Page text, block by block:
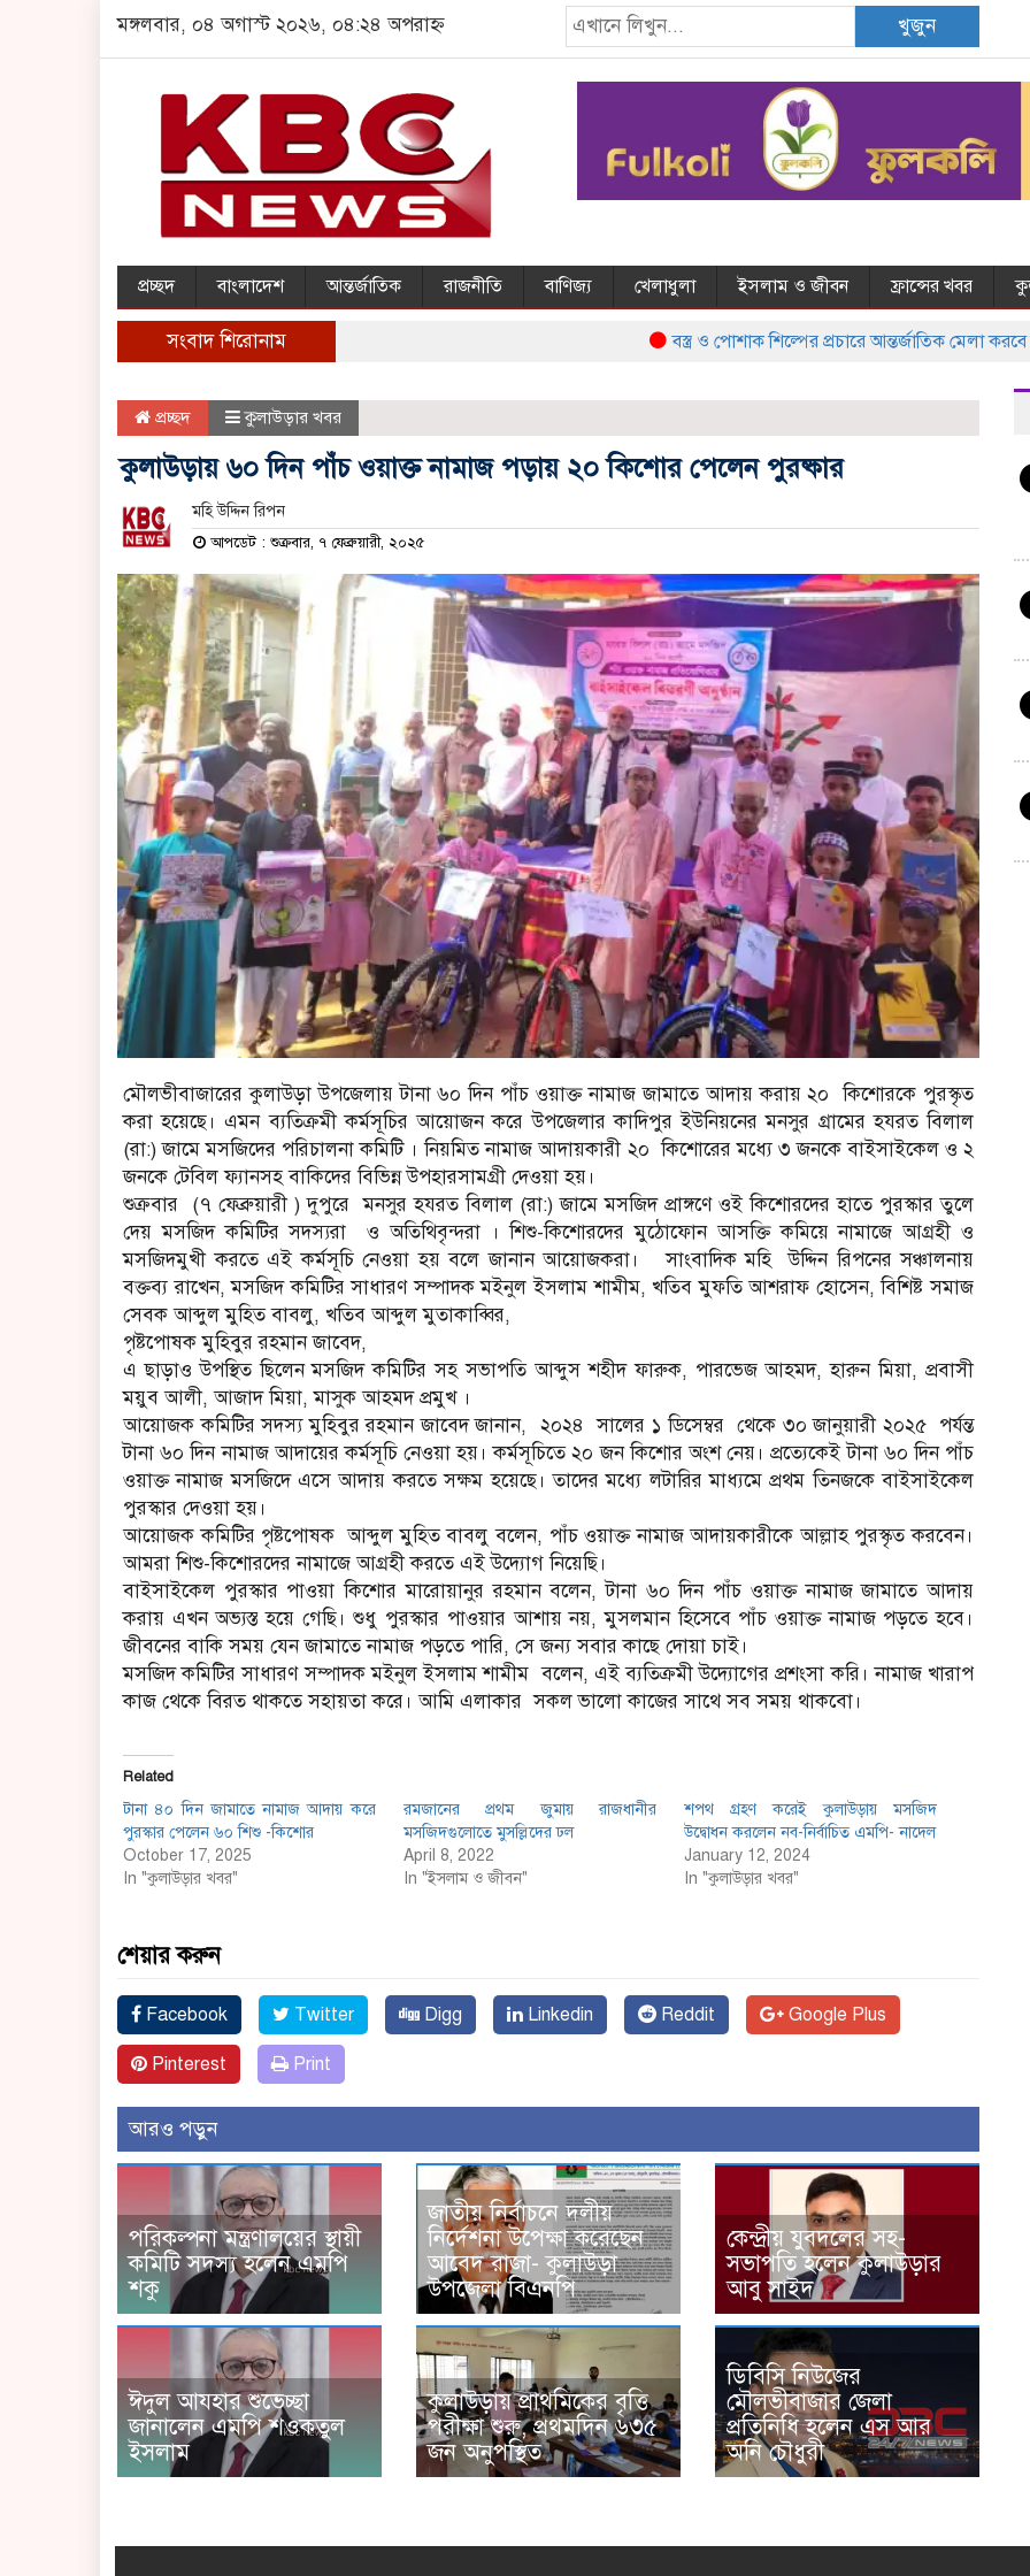
মঙ্গলবার, ০৪ অগাস্ট ২০২৬, ০৪:২৪ অপরাহ্ন খুজুন
প্রচ্ছদ বাংলাদেশ আন্তর্জাতিক রাজনীতি বাণিজ্য খেলাধুলা ইসলাম ও জীবন ফ্রান্সের খবর
সংবাদ শিরোনাম বস্ত্র ও পোশাক শিল্পের প্রচারে আন্তর্জাতিক মেলা করবে
প্রচ্ছদ কুলাউড়ার খবর
কুলাউড়ায় ৬০ দিন পাঁচ ওয়াক্ত নামাজ পড়ায় ২০ কিশোর পেলেন পুরষ্কার
মহি উদ্দিন রিপন
আপডেট : শুক্রবার, ৭ ফেব্রুয়ারী, ২০২৫
মৌলভীবাজারের কুলাউড়া উপজেলায় টানা ৬০ দিন পাঁচ ওয়াক্ত নামাজ জামাতে আদায় করায় ২০ কিশোরকে পুরস্কৃত
করা হয়েছে। এমন ব্যতিক্রমী কর্মসূচির আয়োজন করে উপজেলার কাদিপুর ইউনিয়নের মনসুর গ্রামের হযরত বিলাল
(রা:) জামে মসজিদের পরিচালনা কমিটি । নিয়মিত নামাজ আদায়কারী ২০ কিশোরের মধ্যে ৩ জনকে বাইসাইকেল ও ২
জনকে টেবিল ফ্যানসহ বাকিদের বিভিন্ন উপহারসামগ্রী দেওয়া হয়।
শুক্রবার (৭ ফেব্রুয়ারী ) দুপুরে মনসুর হযরত বিলাল (রা:) জামে মসজিদ প্রাঙ্গণে ওই কিশোরদের হাতে পুরস্কার তুলে
দেয় মসজিদ কমিটির সদস্যরা ও অতিথিবৃন্দরা । শিশু-কিশোরদের মুঠোফোন আসক্তি কমিয়ে নামাজে আগ্রহী ও
মসজিদমুখী করতে এই কর্মসূচি নেওয়া হয় বলে জানান আয়োজকরা। সাংবাদিক মহি উদ্দিন রিপনের সঞ্চালনায়
বক্তব্য রাখেন, মসজিদ কমিটির সাধারণ সম্পাদক মইনুল ইসলাম শামীম, খতিব মুফতি আশরাফ হোসেন, বিশিষ্ট সমাজ
সেবক আব্দুল মুহিত বাবলু, খতিব আব্দুল মুতাকাব্বির,
পৃষ্টপোষক মুহিবুর রহমান জাবেদ,
এ ছাড়াও উপস্থিত ছিলেন মসজিদ কমিটির সহ সভাপতি আব্দুস শহীদ ফারুক, পারভেজ আহমদ, হারুন মিয়া, প্রবাসী
ময়ুব আলী, আজাদ মিয়া, মাসুক আহমদ প্রমুখ ।
আয়োজক কমিটির সদস্য মুহিবুর রহমান জাবেদ জানান, ২০২৪ সালের ১ ডিসেম্বর থেকে ৩০ জানুয়ারী ২০২৫ পর্যন্ত
টানা ৬০ দিন নামাজ আদায়ের কর্মসূচি নেওয়া হয়। কর্মসূচিতে ২০ জন কিশোর অংশ নেয়। প্রত্যেকেই টানা ৬০ দিন পাঁচ
ওয়াক্ত নামাজ মসজিদে এসে আদায় করতে সক্ষম হয়েছে। তাদের মধ্যে লটারির মাধ্যমে প্রথম তিনজকে বাইসাইকেল
পুরস্কার দেওয়া হয়।
আয়োজক কমিটির পৃষ্টপোষক আব্দুল মুহিত বাবলু বলেন, পাঁচ ওয়াক্ত নামাজ আদায়কারীকে আল্লাহ পুরস্কৃত করবেন।
আমরা শিশু-কিশোরদের নামাজে আগ্রহী করতে এই উদ্যোগ নিয়েছি।
বাইসাইকেল পুরস্কার পাওয়া কিশোর মারোয়ানুর রহমান বলেন, টানা ৬০ দিন পাঁচ ওয়াক্ত নামাজ জামাতে আদায়
করায় এখন অভ্যস্ত হয়ে গেছি। শুধু পুরস্কার পাওয়ার আশায় নয়, মুসলমান হিসেবে পাঁচ ওয়াক্ত নামাজ পড়তে হবে।
জীবনের বাকি সময় যেন জামাতে নামাজ পড়তে পারি, সে জন্য সবার কাছে দোয়া চাই।
মসজিদ কমিটির সাধারণ সম্পাদক মইনুল ইসলাম শামীম বলেন, এই ব্যতিক্রমী উদ্যোগের প্রশংসা করি। নামাজ খারাপ
কাজ থেকে বিরত থাকতে সহায়তা করে। আমি এলাকার সকল ভালো কাজের সাথে সব সময় থাকবো।
Related
টানা ৪০ দিন জামাতে নামাজ আদায় করে
পুরস্কার পেলেন ৬০ শিশু -কিশোর
October 17, 2025
In "কুলাউড়ার খবর"
রমজানের প্রথম জুমায় রাজধানীর
মসজিদগুলোতে মুসল্লিদের ঢল
April 8, 2022
In "ইসলাম ও জীবন"
শপথ গ্রহণ করেই কুলাউড়ায় মসজিদ
উদ্বোধন করলেন নব-নির্বাচিত এমপি- নাদেল
January 12, 2024
In "কুলাউড়ার খবর"
শেয়ার করুন
Facebook Twitter Digg Linkedin Reddit Google Plus
Pinterest Print
আরও পড়ুন
পরিকল্পনা মন্ত্রণালয়ের স্থায়ী
কমিটি সদস্য হলেন এমপি
শকু
জাতীয় নির্বাচনে দলীয়
নির্দেশনা উপেক্ষা করেছেন
আবেদ রাজা- কুলাউড়া
উপজেলা বিএনপি
কেন্দ্রীয় যুবদলের সহ-
সভাপতি হলেন কুলাউড়ার
আবু সাইদ
ঈদুল আযহার শুভেচ্ছা
জানালেন এমপি শওকতুল
ইসলাম
কুলাউড়ায় প্রাথমিকের বৃত্তি
পরীক্ষা শুরু, প্রথমদিন ৬৩৫
জন অনুপস্থিত
ডিবিসি নিউজের
মৌলভীবাজার জেলা
প্রতিনিধি হলেন এস আর
অনি চৌধুরী